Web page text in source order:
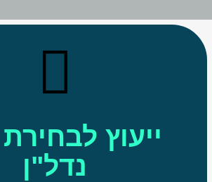
ייעוץ
נדל"ן